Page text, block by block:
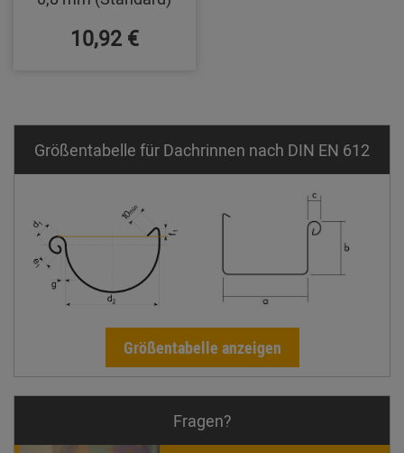
10,92 €
Größentabelle für Dachrinnen nach DIN EN 612
Größentabelle anzeigen
Fragen?